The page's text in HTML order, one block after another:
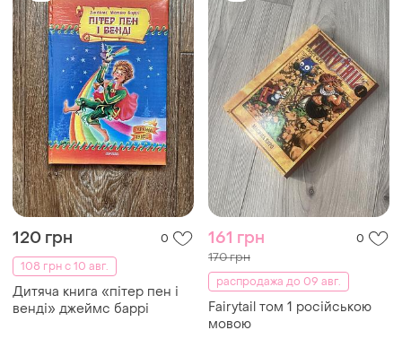
120 грн
0
108 грн с 10 авг.
Дитяча книга «пітер пен і
венді» джеймс баррі
161 грн 0
170 грн
распродажа до 09 авг.
Fairytail том 1 російською
мовою